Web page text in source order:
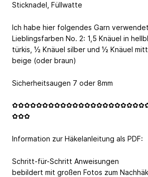
Sticknadel, Füllwatte
Ich habe hier folgendes Garn
Lieblingsfarben No. 2: 1,5 Knäuel in
türkis, ½ Knäuel silber und ½ Knäuel
beige (oder braun)
Sicherheitsaugen 7 oder 8mm
✿✿✿
Information zur Häkelanleitung als PDF:
Schritt-für-Schritt Anweisungen
bebildert mit großen Fotos zum